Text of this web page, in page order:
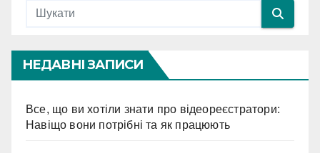
НЕДАВНІ ЗАПИСИ
Все, що ви хотіли знати про відеореєстратори:
Навіщо вони потрібні та як працюють